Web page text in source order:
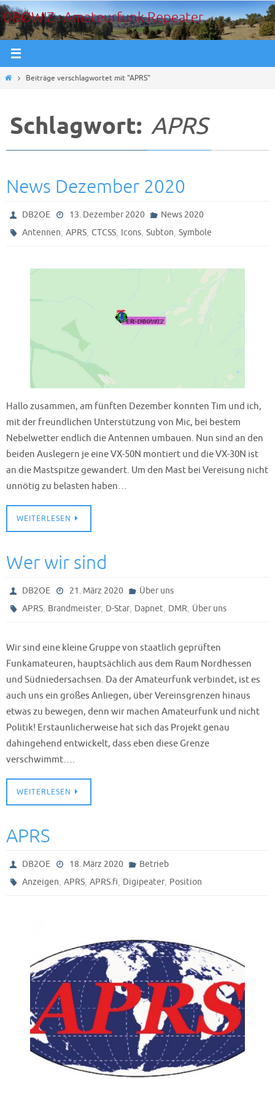
Zum
Inhalt
springen
DBØWIZ - Amateurfunk Repeater
StartBeiträge verschlagwortet mit "APRS"
Schlagwort: APRS
News Dezember 2020
DB2OE 13. Dezember 2020
News 2020
Antennen,APRS,CTCSS, Icons,Subton,Symbole
Hallo zusammen, am fünften Dezember konnten Tim und ich,
mit der freundlichen Unterstützung von Mic, bei bestem
Nebelwetter endlich die Antennen umbauen. Nun sind an den
beiden Auslegern je eine VX-50N montiert und die VX-30N ist
an die Mastspitze gewandert. Um den Mast bei Vereisung nicht
unnötig zu belasten haben…
WEITERLESEN
Wer wir sind
DB2OE 21. März 2020
Über uns
APRS, Brandmeister, D-Star, Dapnet, DMR, Über uns
Wir sind eine kleine Gruppe von staatlich geprüften
Funkamateuren, hauptsächlich aus dem Raum Nordhessen
und Südniedersachsen. Da der Amateurfunk verbindet, ist es
auch uns ein großes Anliegen, über Vereinsgrenzen hinaus
etwas zu bewegen, denn wir machen Amateurfunk und nicht
Politik! Erstaunlicherweise hat sich das Projekt genau
dahingehend entwickelt, dass eben diese Grenze
verschwimmt….
WEITERLESEN
APRS
DB2OE 18. März 2020
Betrieb
Anzeigen,APRS,APRS.fi, Digipeater, Position